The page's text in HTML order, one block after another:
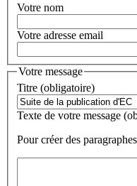
Votre nom
Votre adresse email
Votre message
Titre (obligatoire)
Texte de votre message
Pour créer des